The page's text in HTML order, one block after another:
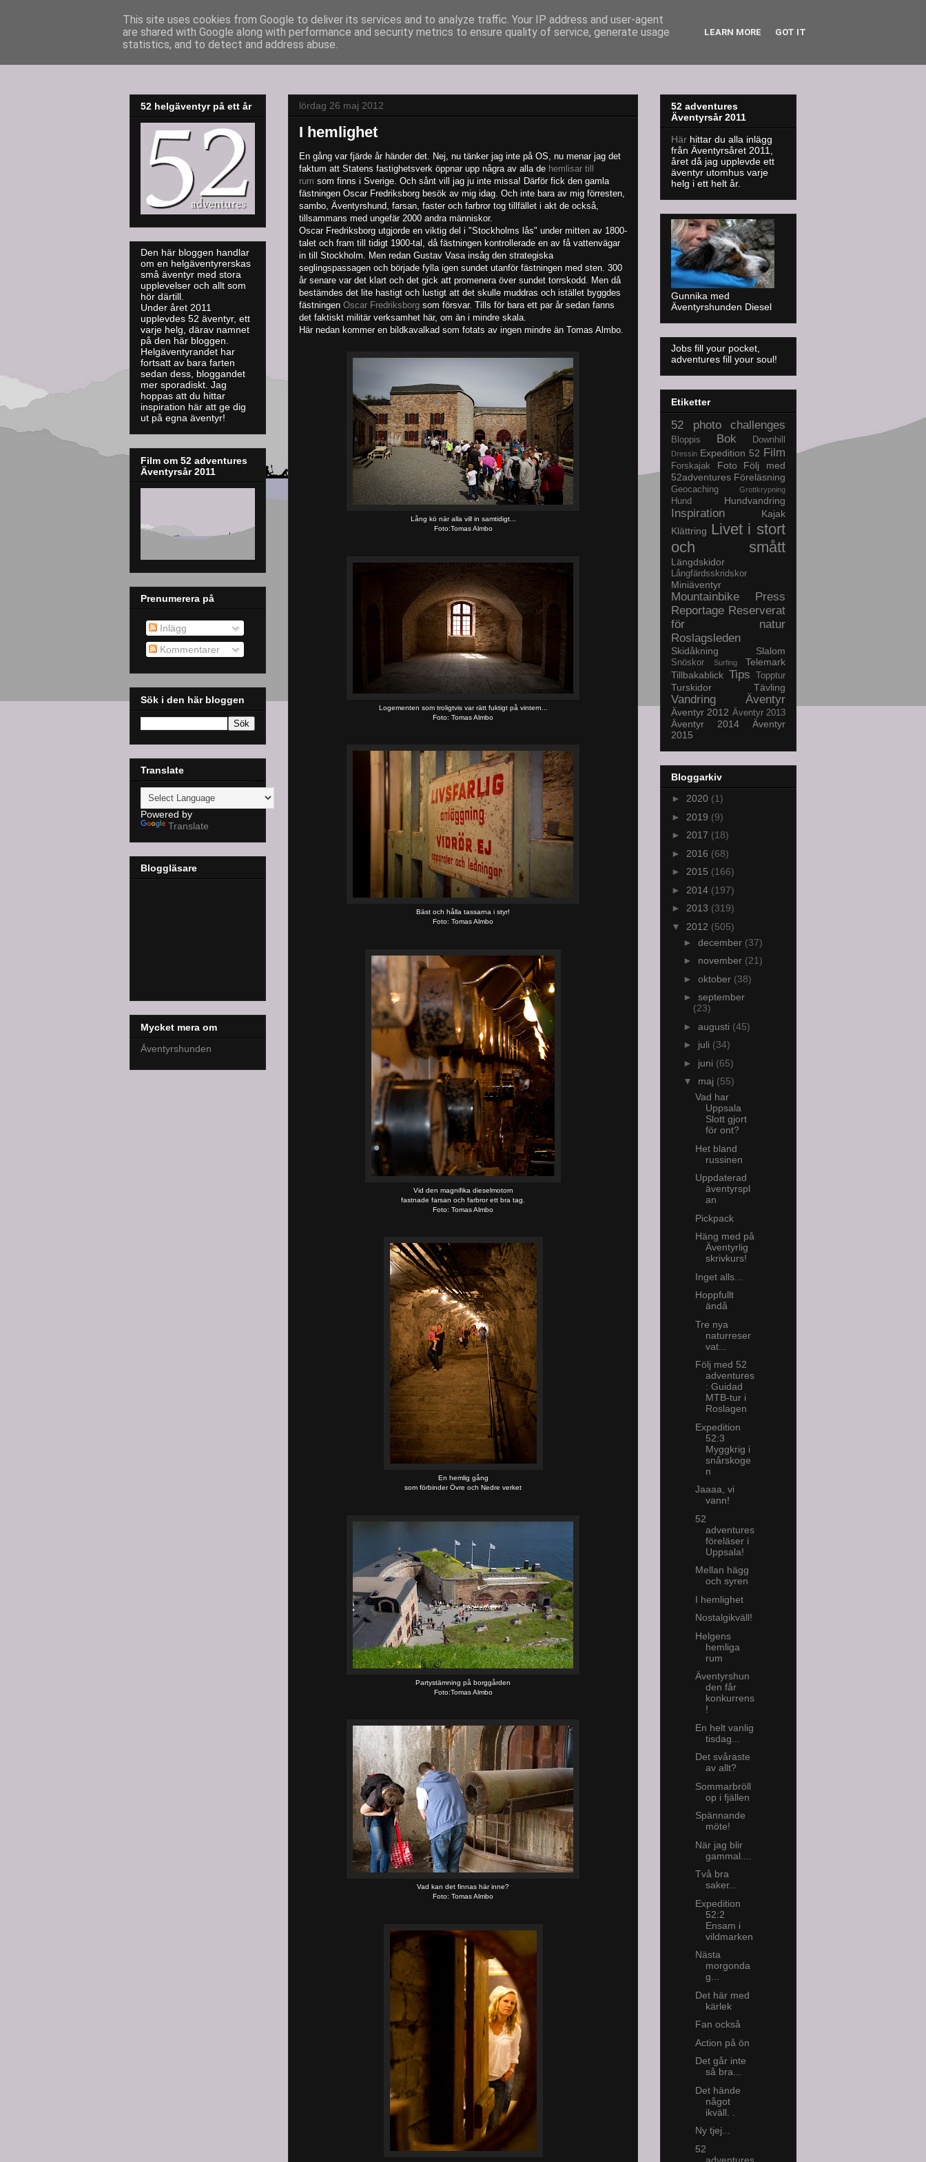
52adventures
lördag 26 maj 2012
I hemlighet
En gång var fjärde år händer det. Nej, nu tänker jag inte på OS, nu menar jag det
faktum att Statens fastighetsverk öppnar upp några av alla de hemlisar till
rum som finns i Sverige. Och sånt vill jag ju inte missa! Därför fick den gamla
fästningen Oscar Fredriksborg besök av mig idag. Och inte bara av mig förresten,
sambo, Äventyrshund, farsan, faster och farbror tog tillfället i akt de också,
tillsammans med ungefär 2000 andra människor.
Oscar Fredriksborg utgjorde en viktig del i "Stockholms lås" under mitten av 1800-
talet och fram till tidigt 1900-tal, då fästningen kontrollerade en av få vattenvägar
in till Stockholm. Men redan Gustav Vasa insåg den strategiska
seglingspassagen och började fylla igen sundet utanför fästningen med sten. 300
år senare var det klart och det gick att promenera över sundet torrskodd. Men då
bestämdes det lite hastigt och lustigt att det skulle muddras och istället byggdes
fästningen Oscar Fredriksborg som försvar. Tills för bara ett par år sedan fanns
det faktiskt militär verksamhet här, om än i mindre skala.
Här nedan kommer en bildkavalkad som fotats av ingen mindre än Tomas Almbo.
Lång kö när alla vill in samtidigt...
Foto:Tomas Almbo
Logementen som troligtvis var rätt fuktigt på vintern...
Foto: Tomas Almbo
Bäst och hålla tassarna i styr!
Foto: Tomas Almbo
Vid den magnifika dieselmotorn
fastnade farsan och farbror ett bra tag.
Foto: Tomas Almbo
En hemlig gång
som förbinder Övre och Nedre verket
Partystämning på borggården
Foto:Tomas Almbo
Vad kan det finnas här inne?
Foto: Tomas Almbo
52 helgäventyr på ett år
Den här bloggen handlar
om en helgäventyrerskas
små äventyr med stora
upplevelser och allt som
hör därtill.
Under året 2011
upplevdes 52 äventyr, ett
varje helg, därav namnet
på den här bloggen.
Helgäventyrandet har
fortsatt av bara farten
sedan dess, bloggandet
mer sporadiskt. Jag
hoppas att du hittar
inspiration här att ge dig
ut på egna äventyr!
Film om 52 adventures
Äventyrsår 2011
Prenumerera på
Inlägg
Kommentarer
Sök i den här bloggen
Translate
Powered by
Translate
Bloggläsare
Mycket mera om
Äventyrshunden
52 adventures
Äventyrsår 2011
Här hittar du alla inlägg
från Äventyrsåret 2011,
året då jag upplevde ett
äventyr utomhus varje
helg i ett helt år.
Gunnika med
Äventyrshunden Diesel
Jobs fill your pocket,
adventures fill your soul!
Etiketter
52 photo challenges
Bloppis Bok Downhill
Dressin Expedition 52 Film
Forskajak Foto
Följ med
52adventures Föreläsning
Geocaching Grottkrypning
Hund Hundvandring
Inspiration
Kajak
Klättring Livet i stort
och smått
Längdskidor
Långfärdsskridskor
Miniäventyr
Mountainbike
Press
Reportage Reserverat
för natur
Roslagsleden
Skidåkning Slalom
Snöskor Surfing
Telemark
Tillbakablick Tips Topptur
Turskidor Tävling
Vandring Äventyr
Äventyr 2012 Äventyr 2013
Äventyr 2014
Äventyr
2015
Bloggarkiv
► 2020 (1)
► 2019 (9)
► 2017 (18)
► 2016 (68)
► 2015 (166)
► 2014 (197)
► 2013 (319)
▼ 2012 (505)
► december (37)
► november (21)
► oktober (38)
► september
(23)
► augusti (45)
► juli (34)
► juni (65)
▼ maj (55)
Vad har
Uppsala
Slott gjort
för ont?
Het bland
russinen
Uppdaterad
äventyrspl
an
Pickpack
Häng med på
Äventyrlig
skrivkurs!
Inget alls...
Hoppfullt
ändå
Tre nya
naturreser
vat...
Följ med 52
adventures
: Guidad
MTB-tur i
Roslagen
Expedition
52:3
Myggkrig i
snårskoge
n
Jaaaa, vi
vann!
52
adventures
föreläser i
Uppsala!
Mellan hägg
och syren
I hemlighet
Nostalgikväll!
Helgens
hemliga
rum
Äventyrshun
den får
konkurrens
!
En helt vanlig
tisdag...
Det svåraste
av allt?
Sommarbröll
op i fjällen
Spännande
möte!
När jag blir
gammal....
Två bra
saker...
Expedition
52:2
Ensam i
vildmarken
Nästa
morgonda
g...
Det här med
kärlek
Fan också
Action på ön
Det går inte
så bra...
Det hände
något
ikväll. .
Ny tjej...
52
adventures
This site uses cookies from Google to deliver its services and to analyze traffic. Your IP address and user-agent
are shared with Google along with performance and security metrics to ensure quality of service, generate usage
statistics, and to detect and address abuse.
LEARN MORE GOT IT